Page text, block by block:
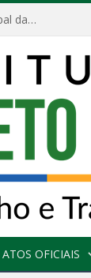
Escola Municipal Divino Espírito Santo conquista etapa municipal da V Feira Amazonense de Matemática
ATOS OFICIAIS